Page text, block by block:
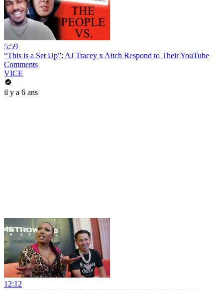
5:59
“This is a Set Up”: AJ Tracey x Aitch Respond to Their YouTube
Comments
VICE
il y a 6 ans
12:12